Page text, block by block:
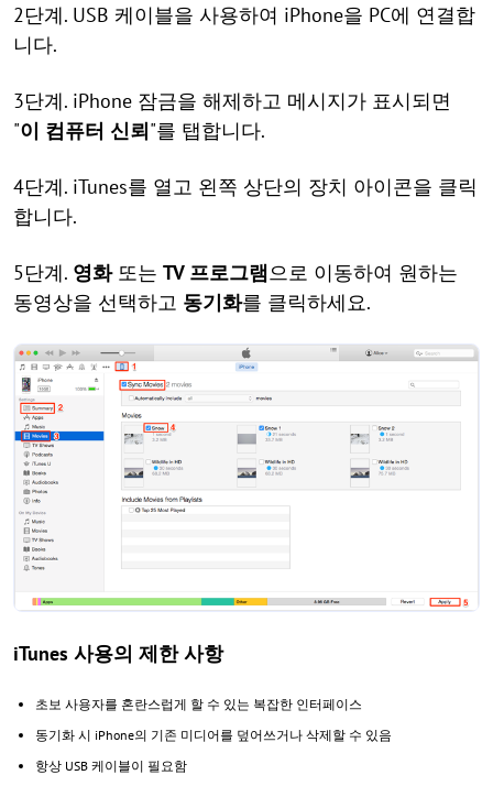
2단계. USB 케이블을 사용하여 iPhone을 PC에 연결합
니다.
3단계. iPhone 잠금을 해제하고 메시지가 표시되면
"이 컴퓨터 신뢰"를 탭합니다.
4단계. iTunes를 열고 왼쪽 상단의 장치 아이콘을 클릭
합니다.
5단계. 영화또는 TV 프로그램으로 이동하여 원하는
동영상을 선택하고 동기화를 클릭하세요.
iTunes 사용의 제한 사항
초보 사용자를 혼란스럽게 할 수 있는 복잡한 인터페이스
동기화 시 iPhone의 기존 미디어를 덮어쓰거나 삭제할 수 있음
항상 USB 케이블이 필요함